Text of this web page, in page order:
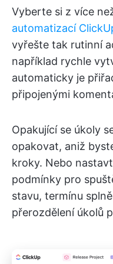
Vyberte si z více
automatizací
vyřešte tak rutinní
například rychle
automaticky je
připojenými
Opakující se úkoly
opakovat, aniž
kroky. Nebo
podmínky pro
stavu, termínu
přerozdělení úkolů